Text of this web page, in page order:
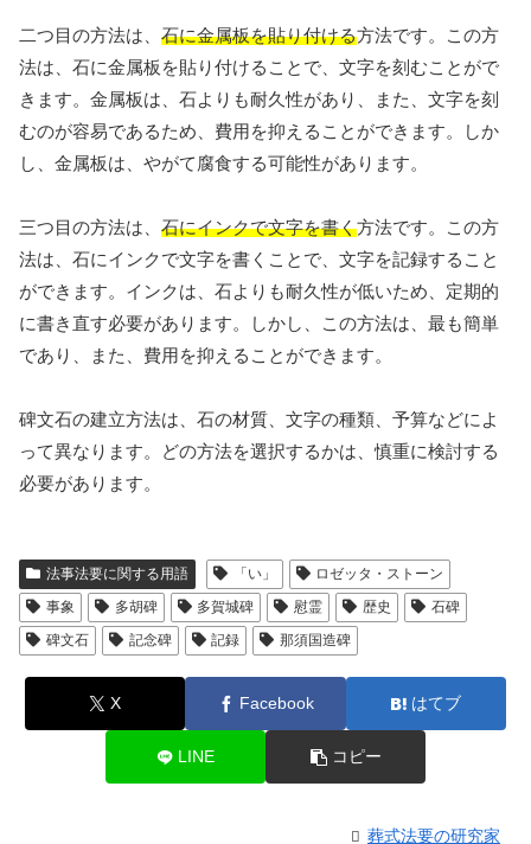
二つ目の方法は、 石に金属板を貼り付ける方法です。この方
法は、石に金属板を貼り付けることで、文字を刻むことがで
きます。金属板は、石よりも耐久性があり、また、文字を刻
むのが容易であるため、費用を抑えることができます。しか
し、金属板は、やがて腐食する可能性があります。
三つ目の方法は、 石にインクで文字を書く方法です。この方
法は、石にインクで文字を書くことで、文字を記録すること
ができます。インクは、石よりも耐久性が低いため、定期的
に書き直す必要があります。しかし、この方法は、最も簡単
であり、また、費用を抑えることができます。
碑文石の建立方法は、石の材質、文字の種類、予算などによ
って異なります。どの方法を選択するかは、慎重に検討する
必要があります。
法事法要に関する用語 「い」
ロゼッタ・ストーン
事象
多胡碑 多賀城碑 慰霊 歴史
石碑
碑文石
記念碑 記録 那須国造碑
X Facebook はてブ
LINE コピー
葬式法要の研究家